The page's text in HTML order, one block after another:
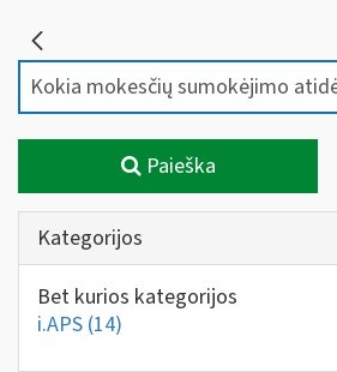
Paieška
Kategorijos
Bet kurios kategorijos
i.APS (14)